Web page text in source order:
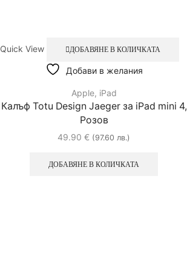
Quick View ДОБАВЯНЕ В КОЛИЧКАТА
Добави в желания
Apple, iPad
Калъф Totu Design Jaeger за iPad mini 4,
Розов
49.90€ (97.60 лв.)
ДОБАВЯНЕ В КОЛИЧКАТА